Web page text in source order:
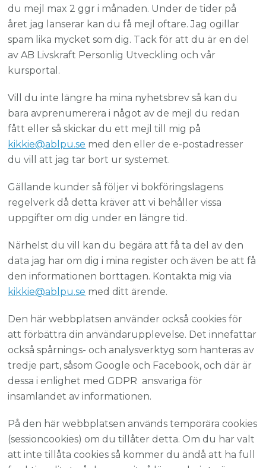
du mejl max 2 ggr i månaden. Under de tider på
året jag lanserar kan du få mejl oftare. Jag ogillar
spam lika mycket som dig. Tack för att du är en del
av AB Livskraft Personlig Utveckling och vår
kursportal.
Vill du inte längre ha mina nyhetsbrev så kan du
bara avprenumerera i något av de mejl du redan
fått eller så skickar du ett mejl till mig på
kikkie@ablpu.se med den eller de e-postadresser
du vill att jag tar bort ur systemet.
Gällande kunder så följer vi bokföringslagens
regelverk då detta kräver att vi behåller vissa
uppgifter om dig under en längre tid.
Närhelst du vill kan du begära att få ta del av den
data jag har om dig i mina register och även be att få
den informationen borttagen. Kontakta mig via
kikkie@ablpu.se med ditt ärende.
Den här webbplatsen använder också cookies för
att förbättra din användarupplevelse. Det innefattar
också spårnings- och analysverktyg som hanteras av
tredje part, såsom Google och Facebook, och där är
dessa i enlighet med GDPR ansvariga för
insamlandet av informationen.
På den här webbplatsen används temporära cookies
(sessioncookies) om du tillåter detta. Om du har valt
att inte tillåta cookies så kommer du ändå att ha full